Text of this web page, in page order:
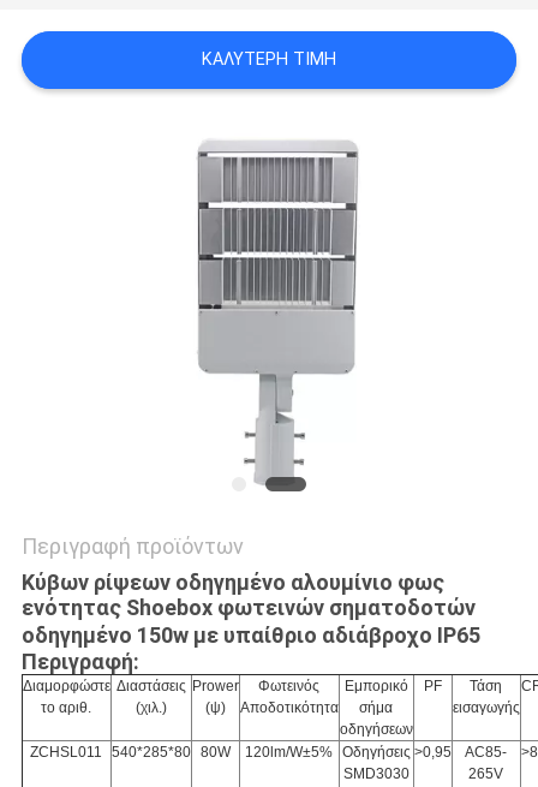
ON-
LINE
ΚΑΛΎΤΕΡΗ ΤΙΜΉ
Περιγραφή προϊόντων
Κύβων ρίψεων οδηγημένο αλουμίνιο φως
ενότητας Shoebox φωτεινών σηματοδοτών
οδηγημένο 150w με υπαίθριο αδιάβροχο IP65
Περιγραφή:
Διαμορφώστε
το αριθ.
Διαστάσεις
(χιλ.)
Prower
(ψ)
Φωτεινός
Αποδοτικότητα
Εμπορικό
σήμα
οδηγήσεων
PF
Τάση
εισαγωγής
ZCHSL011 540*285*80 80W 120lm/W±5% Οδηγήσεις
SMD3030
>0,95
AC85-
265V